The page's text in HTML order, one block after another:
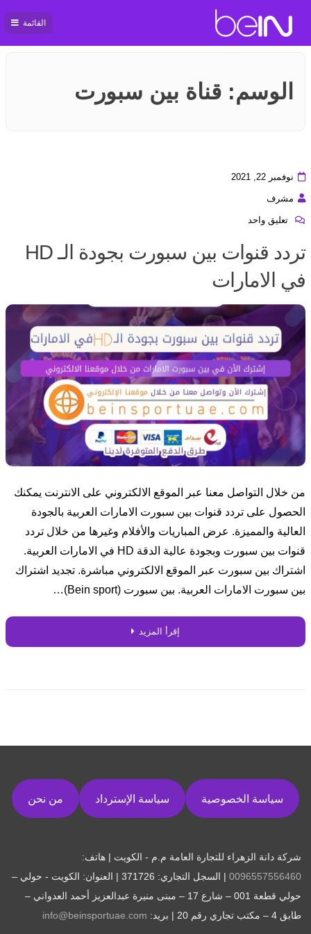
بي ان
القائمة
الوسم: قناة بين سبورت
نوفمبر 22, 2021
مشرف
تعليق واحد
تردد قنوات بين سبورت بجودة الـ HD
في الامارات
من خلال التواصل معنا عبر الموقع الالكتروني على الانترنت يمكنك
الحصول على تردد قنوات بين سبورت الامارات العربية بالجودة
العالية والمميزة. عرض المباريات والأفلام وغيرها من خلال تردد
قنوات بين سبورت وبجودة عالية الدقة HD في الامارات العربية.
اشتراك بين سبورت عبر الموقع الالكتروني مباشرة. تجديد اشتراك
بين سبورت الامارات العربية. بين سبورت (Bein sport)…
إقرأ المزيد
سياسة الخصوصية سياسة الإسترداد من نحن
شركة دانة الزهراء للتجارة العامة م.م - الكويت | هاتف:
0096557556460
| السجل التجاري: 371726 | العنوان: الكويت - حولي –
حولي قطعة 001 – شارع 17 – مبنى منيرة عبدالعزيز أحمد العدواني –
طابق 4 – مكتب تجاري رقم 20 | بريد:
info@beinsportuae.com